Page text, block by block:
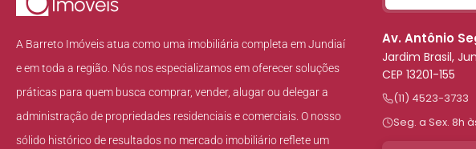
A Barreto Imóveis atua como uma imobiliária completa em Jundiaí
e em toda a região. Nós nos especializamos em oferecer soluções
práticas para quem busca comprar, vender, alugar ou delegar a
administração de propriedades residenciais e comerciais. O nosso
sólido histórico de resultados no mercado imobiliário reflete um
Av. Antônio
Jardim Brasil,
CEP 13201-155
(11) 4523-3733
Seg. a Sex. 8h